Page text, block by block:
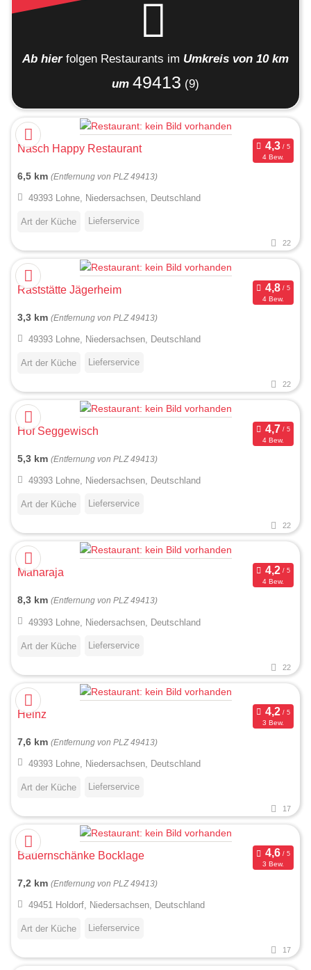
Ab hier folgen Restaurants im Umkreis von 10 km
um 49413 (9)
Nasch Happy Restaurant
4 Bew.
6,5 km (Entfernung von PLZ 49413)
49393 Lohne, Niedersachsen, Deutschland
Art der Küche Lieferservice
22
Raststätte Jägerheim
4 Bew.
3,3 km (Entfernung von PLZ 49413)
49393 Lohne, Niedersachsen, Deutschland
Art der Küche Lieferservice
22
Hof Seggewisch
4 Bew.
5,3 km (Entfernung von PLZ 49413)
49393 Lohne, Niedersachsen, Deutschland
Art der Küche Lieferservice
22
Maharaja
4 Bew.
8,3 km (Entfernung von PLZ 49413)
49393 Lohne, Niedersachsen, Deutschland
Art der Küche Lieferservice
22
Heinz
3 Bew.
7,6 km (Entfernung von PLZ 49413)
49393 Lohne, Niedersachsen, Deutschland
Art der Küche Lieferservice
17
Bauernschänke Bocklage
3 Bew.
7,2 km (Entfernung von PLZ 49413)
49451 Holdorf, Niedersachsen, Deutschland
Art der Küche Lieferservice
17